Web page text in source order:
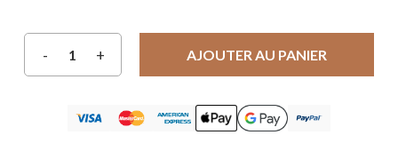
AJOUTER AU PANIER